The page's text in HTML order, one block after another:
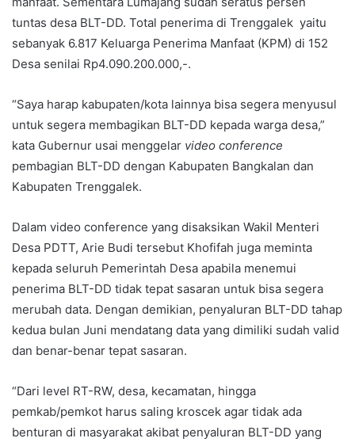
tuntas desa BLT-DD. Total penerima di Trenggalek yaitu
sebanyak 6.817 Keluarga Penerima Manfaat (KPM) di 152
Desa senilai Rp4.090.200.000,-.
“Saya harap kabupaten/kota lainnya bisa segera menyusul
untuk segera membagikan BLT-DD kepada warga desa,”
kata Gubernur usai menggelar video conference
pembagian BLT-DD dengan Kabupaten Bangkalan dan
Kabupaten Trenggalek.
Dalam video conference yang disaksikan Wakil Menteri
Desa PDTT, Arie Budi tersebut Khofifah juga meminta
kepada seluruh Pemerintah Desa apabila menemui
penerima BLT-DD tidak tepat sasaran untuk bisa segera
merubah data. Dengan demikian, penyaluran BLT-DD tahap
kedua bulan Juni mendatang data yang dimiliki sudah valid
dan benar-benar tepat sasaran.
“Dari level RT-RW, desa, kecamatan, hingga
pemkab/pemkot harus saling kroscek agar tidak ada
benturan di masyarakat akibat penyaluran BLT-DD yang